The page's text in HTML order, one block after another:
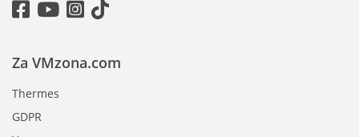
Za VMzona.com
Thermes
GDPR